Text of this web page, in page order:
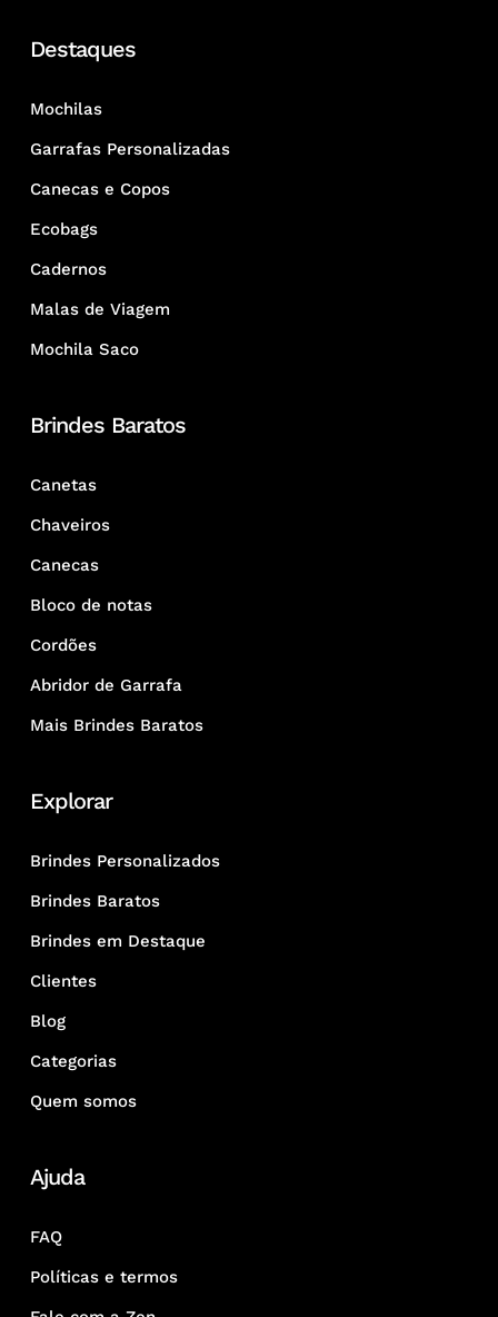
Destaques
Mochilas
Garrafas Personalizadas
Canecas e Copos
Ecobags
Cadernos
Malas de Viagem
Mochila Saco
Brindes Baratos
Canetas
Chaveiros
Canecas
Bloco de notas
Cordões
Abridor de Garrafa
Mais Brindes Baratos
Explorar
Brindes Personalizados
Brindes Baratos
Brindes em Destaque
Clientes
Blog
Categorias
Quem somos
Ajuda
FAQ
Políticas e termos